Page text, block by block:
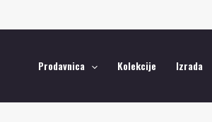
na
Prodavnica Kolekcije Izrada